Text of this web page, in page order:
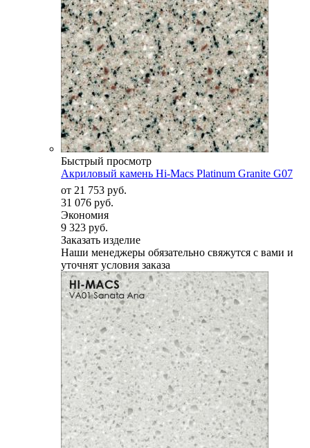
Быстрый просмотр
Акриловый камень Hi-Macs Platinum Granite G07
от 21 753 руб.
31 076 руб.
Экономия
9 323 руб.
Заказать изделие
Наши менеджеры обязательно свяжутся с вами и
уточнят условия заказа